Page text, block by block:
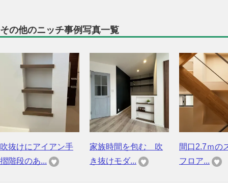
その他のニッチ事例写真一覧
吹抜けにアイアン手
摺階段のあ...
家族時間を包む 吹
き抜けモダ...
間口2.7ｍの
フロア...